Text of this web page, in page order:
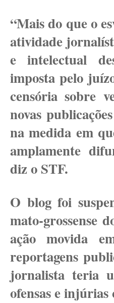
“Mais do que o
atividade
e intelectual
imposta pelo
censória sobre
novas
na medida em
amplamente
diz o STF.
O blog foi
mato-grossense
ação movida
reportagens
jornalista teria
ofensas e